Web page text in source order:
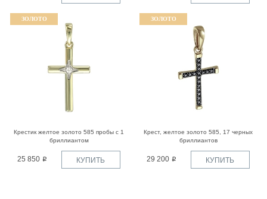
ЗОЛОТО
Крестик желтое золото 585 пробы с 1
бриллиантом
25 850 КУПИТЬ
ЗОЛОТО
Крест, желтое золото 585, 17 черных
бриллиантов
29 200 КУПИТЬ